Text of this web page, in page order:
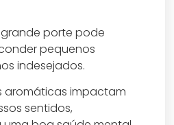
porte pode
pequenos
indesejados.
aromáticas impactam
sentidos,